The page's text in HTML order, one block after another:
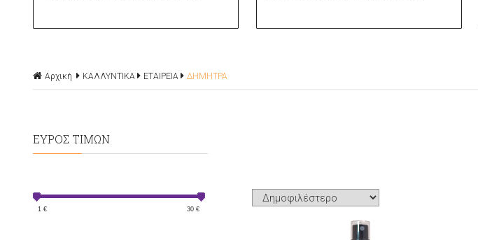
Αρχική ΚΑΛΛΥΝΤΙΚΑ ΕΤΑΙΡΕΙΑ ΔΗΜΗΤΡΑ
ΕΥΡΟΣ ΤΙΜΩΝ
1 € 30 €